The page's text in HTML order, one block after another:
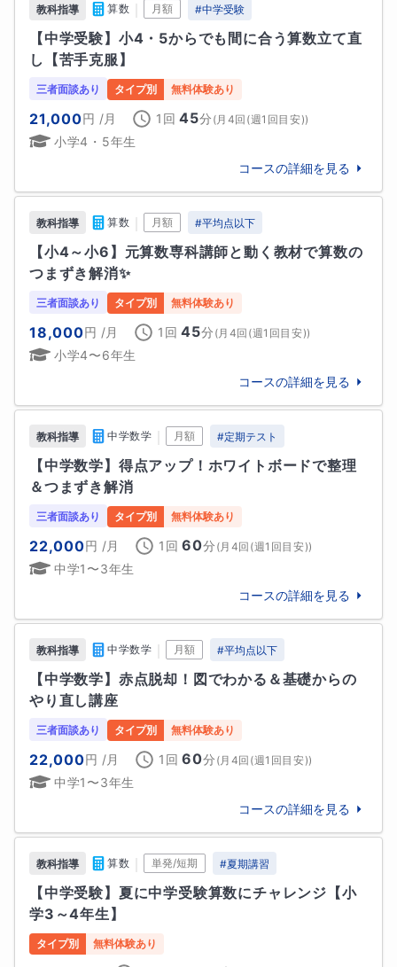
「集中力を絶やさない工夫」
「単調にならない工夫」
「分かりやすくかみ砕いて説明すること」
「根気強く待つこと」
「間違えても大丈夫！という雰囲気作り」
この5点ならお任せください！
②私の授業では、どんどん間違えて下さい
間違いを無駄にしないように
・なぜ間違ったのか
・どこまで分かっているのか
を徹底的に分析し、お子様にピッタリ「教具やプリン
ト」で確実に理系教科を好きになって貰います！
ーーーーーーーーー
◆相性の良いご家庭・お子様
＊算数、数学・理科が苦手・勉強が嫌いなお子様
＊内向的で質問があまり得意ではないお子様
＊発達障害をおもちのお子様
◆保護者様へ
お子様の輝く瞳を一緒に見てみませんか？
私自身、2児の母。子育ての難しさも理解しておりま
す。お子様・保護者様にとことん寄り添ったサポート
を致します。
保護者様へのメッセージ
保護者の方が、よくこのように話してくださいます。
①お子様が算数や数学を嫌がらなくなった✨
②授業後「楽しかった。」と話してくれる🌸
③ご家庭でも、笑顔が増えてきた☺️
ぜひ、体験授業で授業のあたたかい雰囲気を感じてい
ただけたらと思います♪
つまずき始めを拾い、算数、数学、理科をしっかりと
立て直してまいります。
お会いできる日を楽しみにしております。
生徒様へのメッセージ
算数、数学が苦手‼️
そんな皆さん、大丈夫ですよ。
ホワイトボードと動く教具を使って楽しく学習します
青山学院高等部
教科指導 算数 月額 #中学受験
【中学受験】小4・5からでも間に合う算数立て直
し【苦手克服】
三者面談あり タイプ別 無料体験あり
21,000円 /月 1回 45分 ( 月4回(週1回目安))
小学4・5年生
コースの詳細を見る
教科指導 算数 月額 #平均点以下
【小4～小6】元算数専科講師と動く教材で算数の
つまずき解消✨
三者面談あり タイプ別 無料体験あり
18,000円 /月 1回 45分 ( 月4回(週1回目安))
小学4〜6年生
コースの詳細を見る
教科指導 中学数学 月額 #定期テスト
【中学数学】得点アップ！ホワイトボードで整理
＆つまずき解消
三者面談あり タイプ別 無料体験あり
22,000円 /月 1回 60分 ( 月4回(週1回目安))
中学1〜3年生
コースの詳細を見る
教科指導 中学数学 月額 #平均点以下
【中学数学】赤点脱却！図でわかる＆基礎からの
やり直し講座
三者面談あり タイプ別 無料体験あり
22,000円 /月 1回 60分 ( 月4回(週1回目安))
中学1〜3年生
コースの詳細を見る
教科指導 算数 単発/短期 #夏期講習
【中学受験】夏に中学受験算数にチャレンジ【小
学3～4年生】
タイプ別 無料体験あり